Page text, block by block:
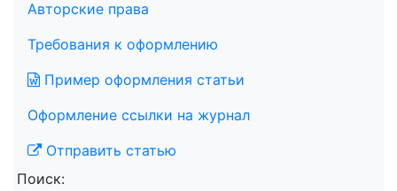
Авторские права
Требования к оформлению
Пример оформления статьи
Оформление ссылки на журнал
Отправить статью
Поиск: